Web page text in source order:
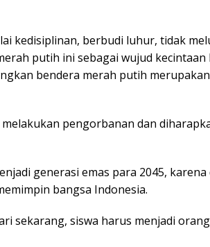
kedisiplinan, berbudi luhur, tidak
putih ini sebagai wujud kecintaan
bendera merah putih
pengorbanan dan
generasi emas para 2045, karena
bangsa Indonesia.
sekarang, siswa harus menjadi